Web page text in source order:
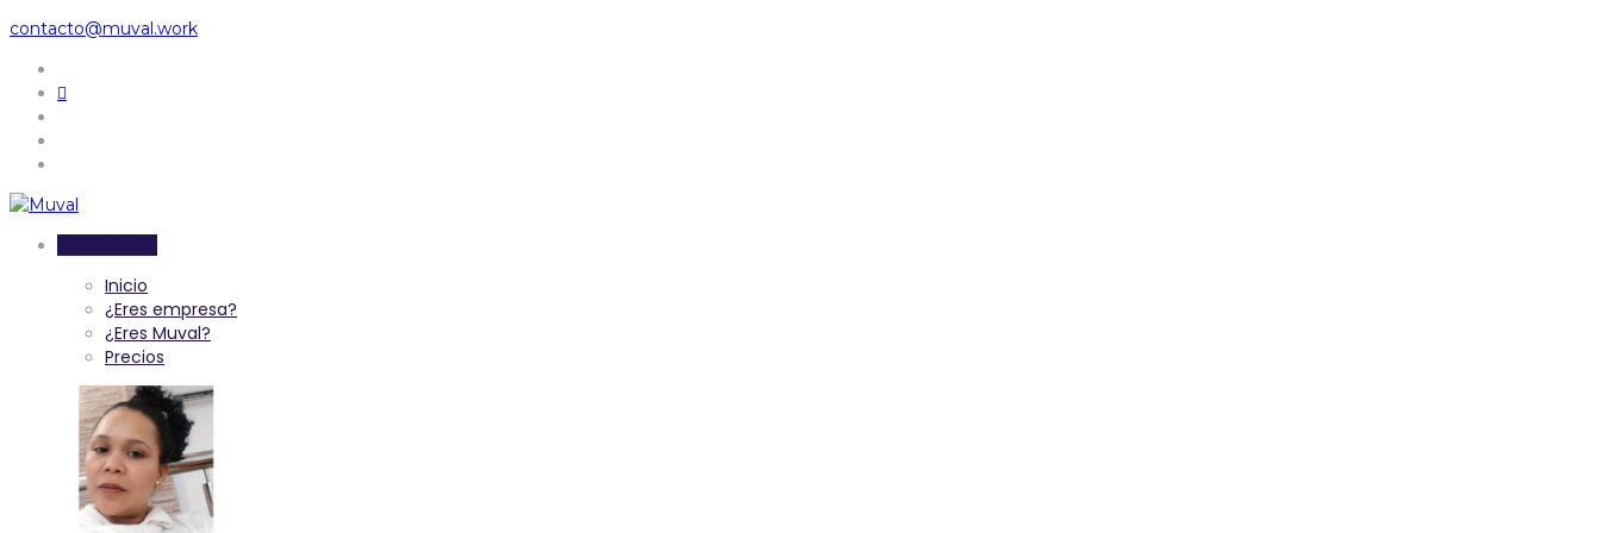
contacto@muval.work
Inicio
¿Eres empresa?
¿Eres Muval?
Precios